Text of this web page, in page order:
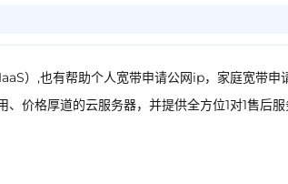
）,也有帮助个人宽带申请公网ip，家庭宽带申
价格厚道的云服务器，并提供全方位1对1售后服